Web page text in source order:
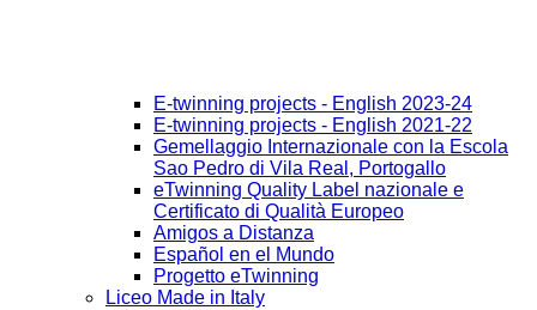
E-twinning projects - English 2023-24
E-twinning projects - English 2021-22
Gemellaggio Internazionale con la Escola
Sao Pedro di Vila Real, Portogallo
eTwinning Quality Label nazionale e
Certificato di Qualità Europeo
Amigos a Distanza
Español en el Mundo
Progetto eTwinning
Liceo Made in Italy